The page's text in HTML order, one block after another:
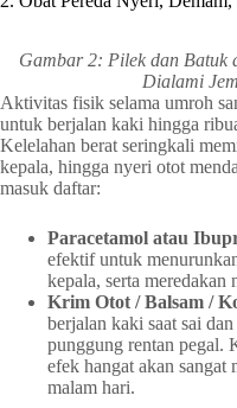
Gambar 2: Pilek dan Batuk
Dialami
Aktivitas fisik selama umroh
untuk berjalan kaki hingga
Kelelahan berat seringkali
kepala, hingga nyeri otot
masuk daftar:
Paracetamol atau
efektif untuk
kepala, serta meredakan
Krim Otot / Balsam /
berjalan kaki saat sai
punggung rentan pegal.
efek hangat akan
malam hari.